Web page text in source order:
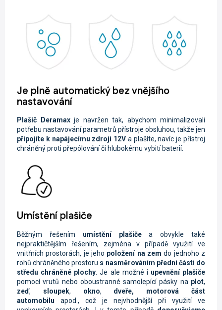
Je plně automatický bez vnějšího
nastavování
Plašič Deramax je navržen tak, abychom minimalizovali
potřebu nastavování parametrů přístroje obsluhou, takže jen
připojíte k napájecímu zdroji 12V a plašíte, navíc je přístroj
chráněný proti přepólování či hlubokému vybití baterií.
Umístění plašiče
Běžným řešením umístění plašičea obvykle také
nejpraktičtějším řešením, zejména v případě využití ve
vnitřních prostorách, je jeho položení na zem do jednoho z
rohů chráněného prostoru s nasměrováním přední části do
středu chráněné plochy . Je ale možné i upevnění plašiče
pomocí vrutů nebo oboustranné samolepící pásky na plot,
zeď, sloupek, okno, dveře, motorová část
automobilu apod., což je nejvhodnější při využití ve